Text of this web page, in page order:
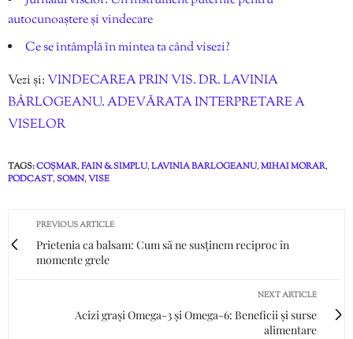
autocunoaștere și vindecare
Ce se întâmplă în mintea ta când visezi?
Vezi și:VINDECAREA PRIN VIS. DR. LAVINIA
BÂRLOGEANU. ADEVĂRATA INTERPRETARE A
VISELOR
TAGS:COȘMAR,FAIN & SIMPLU,LAVINIA BARLOGEANU,MIHAI MORAR,
PODCAST,SOMN,VISE
PREVIOUS ARTICLE
Prietenia ca balsam: Cum să ne susținem reciproc în
momente grele
NEXT ARTICLE
Acizi grași Omega-3 și Omega-6: Beneficii și surse
alimentare